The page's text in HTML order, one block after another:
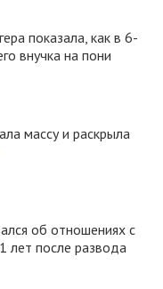
показала, как в 6-
внучка на пони
массу и раскрыла
об отношениях с
лет после развода